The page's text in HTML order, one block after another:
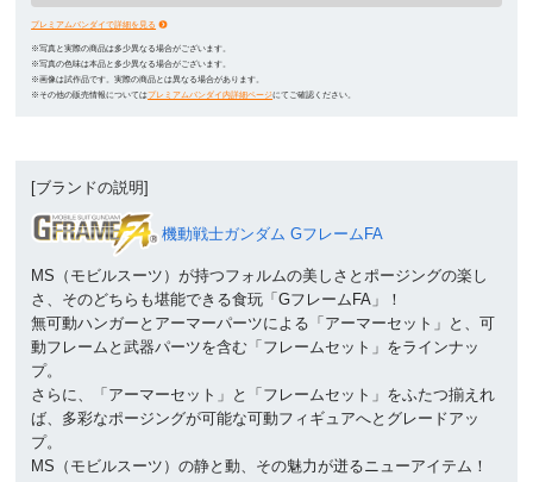
プレミアムバンダイで詳細を見る
※写真と実際の商品は多少異なる場合がございます。
※写真の色味は本品と多少異なる場合がございます。
※画像は試作品です。実際の商品とは異なる場合があります。
※その他の販売情報についてはプレミアムバンダイ内詳細ページにてご確認ください。
[ブランドの説明]
機動戦士ガンダム GフレームFA
MS（モビルスーツ）が持つフォルムの美しさとポージングの楽し
さ、そのどちらも堪能できる食玩「GフレームFA」！
無可動ハンガーとアーマーパーツによる「アーマーセット」と、可
動フレームと武器パーツを含む「フレームセット」をラインナッ
プ。
さらに、「アーマーセット」と「フレームセット」をふたつ揃えれ
ば、多彩なポージングが可能な可動フィギュアへとグレードアッ
プ。
MS（モビルスーツ）の静と動、その魅力が迸るニューアイテム！